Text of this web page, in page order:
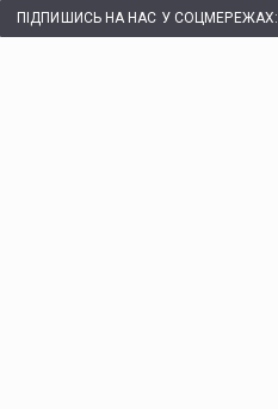
ПІДПИШИСЬ НА НАС У СОЦМЕРЕЖАХ: